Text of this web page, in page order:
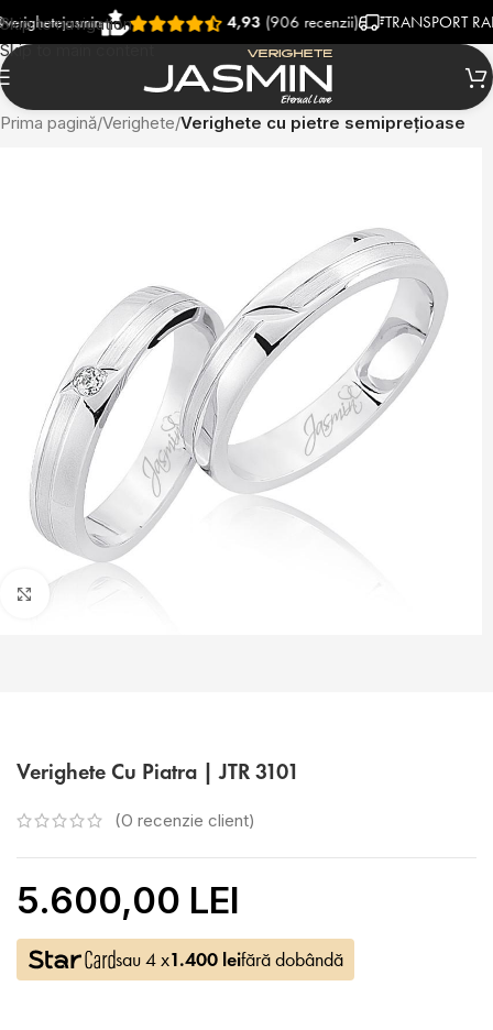
Skip to navigation
Skip to main content
4,93 (906 recenzii) TRANSPORT RAPID
Prima pagină Verighete Verighete cu pietre semiprețioase
Verighete Cu Piatra | JTR 3101
(O recenzie client)
5.600,00 LEI
sau 4 x1.400 leifără dobândă